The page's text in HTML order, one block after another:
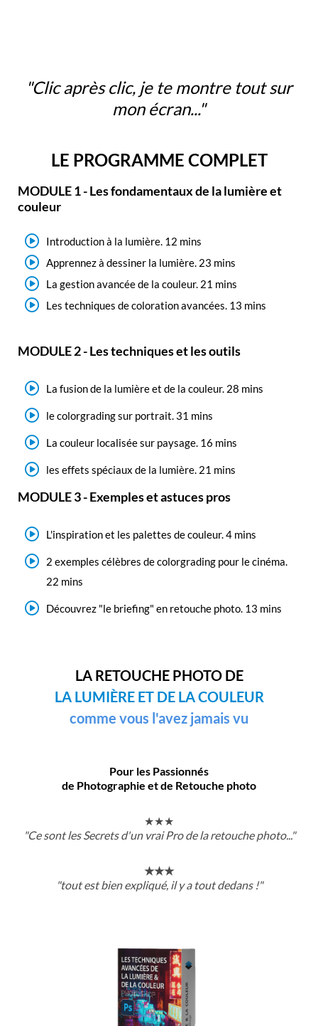
"Clic après clic, je te montre tout sur
mon écran..."
LE PROGRAMME COMPLET
MODULE 1 - Les fondamentaux de la lumière et
couleur
Introduction à la lumière. 12 mins
Apprennez à dessiner la lumière. 23 mins
La gestion avancée de la couleur. 21 mins
Les techniques de coloration avancées. 13 mins
MODULE 2 - Les techniques et les outils
La fusion de la lumière et de la couleur. 28 mins
le colorgrading sur portrait. 31 mins
La couleur localisée sur paysage. 16 mins
les effets spéciaux de la lumière. 21 mins
MODULE 3 - Exemples et astuces pros
L'inspiration et les palettes de couleur. 4 mins
2 exemples célèbres de colorgrading pour le cinéma.
22 mins
Découvrez "le briefing" en retouche photo. 13 mins
LA RETOUCHE PHOTO DE
LA LUMIÈRE ET DE LA COULEUR
comme vous l'avez jamais vu
Pour les Passionnés
de Photographie et de Retouche photo
★★★
"Ce sont les Secrets d'un vrai Pro de la retouche photo..."
★★★
"tout est bien expliqué, il y a tout dedans !"